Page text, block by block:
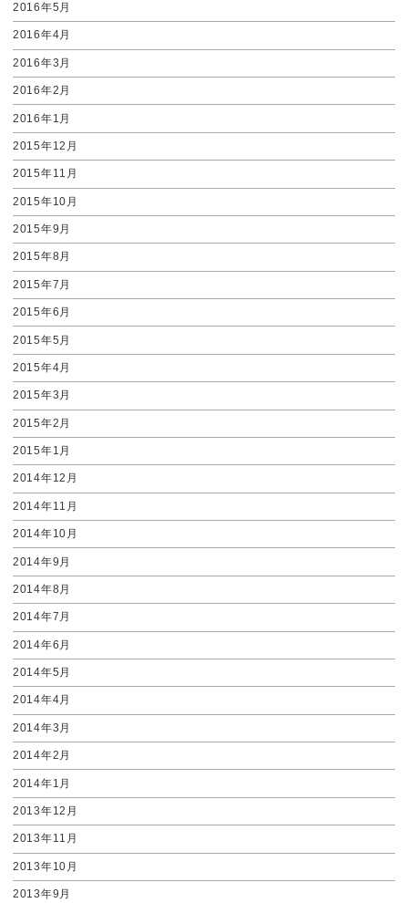
2016年5月
2016年4月
2016年3月
2016年2月
2016年1月
2015年12月
2015年11月
2015年10月
2015年9月
2015年8月
2015年7月
2015年6月
2015年5月
2015年4月
2015年3月
2015年2月
2015年1月
2014年12月
2014年11月
2014年10月
2014年9月
2014年8月
2014年7月
2014年6月
2014年5月
2014年4月
2014年3月
2014年2月
2014年1月
2013年12月
2013年11月
2013年10月
2013年9月